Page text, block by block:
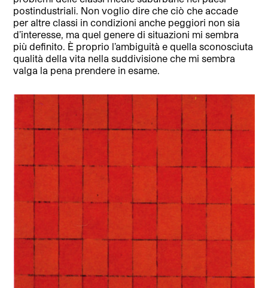
postindustriali. Non voglio dire che ciò che accade
per altre classi in condizioni anche peggiori non sia
d’interesse, ma quel genere di situazioni mi sembra
più definito. È proprio l’ambiguità e quella sconosciuta
qualità della vita nella suddivisione che mi sembra
valga la pena prendere in esame.